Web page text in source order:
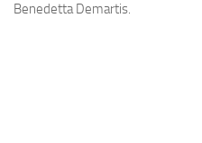
Benedetta Demartis.